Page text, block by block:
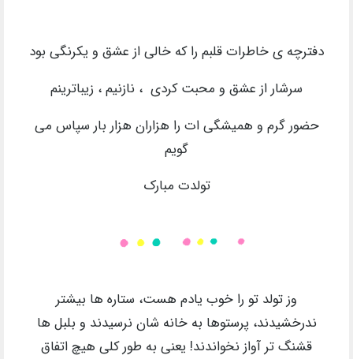
دفترچه ی خاطرات قلبم را که خالی از عشق و یکرنگی بود
سرشار از عشق و محبت کردی ، نازنیم ، زیباترینم
حضور گرم و همیشگی ات را هزاران هزار بار سپاس می
گویم
تولدت مبارک
وز تولد تو را خوب یادم هست، ستاره ها بیشتر
ندرخشیدند، پرستوها به خانه شان نرسیدند و بلبل ها
قشنگ تر آواز نخواندند! یعنی به طور کلی هیچ اتفاق